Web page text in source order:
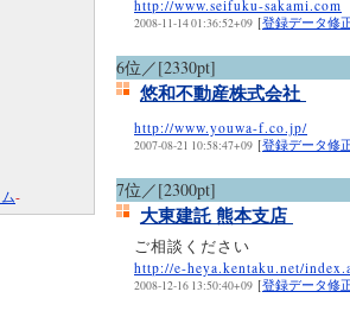
http://www.seifuku-sakami.com
2008-11-14 01:36:52+09 [登録データ修
6位／[2330pt]
悠和不動産株式会社
http://www.youwa-f.co.jp/
2007-08-21 10:58:47+09 [登録データ修
7位／[2300pt]
大東建託 熊本支店
ご相談ください
http://e-heya.kentaku.net/
2008-12-16 13:50:40+09 [登録データ修
-